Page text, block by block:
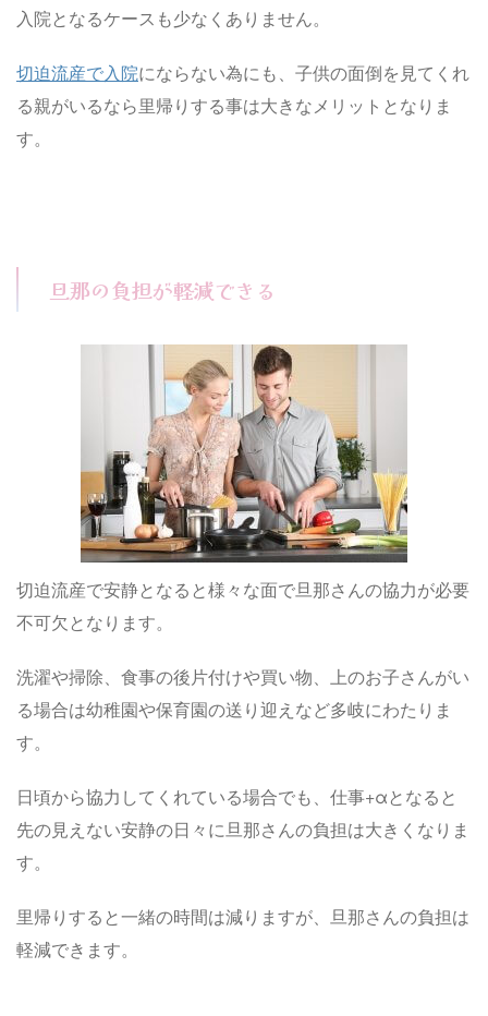
入院となるケースも少なくありません。
切迫流産で入院にならない為にも、子供の面倒を見てくれ
る親がいるなら里帰りする事は大きなメリットとなりま
す。
旦那の負担が軽減できる
切迫流産で安静となると様々な面で旦那さんの協力が必要
不可欠となります。
洗濯や掃除、食事の後片付けや買い物、上のお子さんがい
る場合は幼稚園や保育園の送り迎えなど多岐にわたりま
す。
日頃から協力してくれている場合でも、仕事+αとなると
先の見えない安静の日々に旦那さんの負担は大きくなりま
す。
里帰りすると一緒の時間は減りますが、旦那さんの負担は
軽減できます。